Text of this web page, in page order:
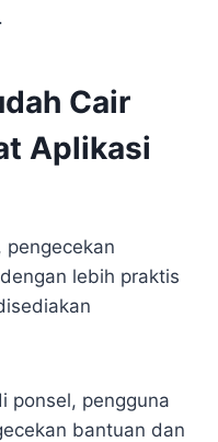
Cair
Aplikasi
pengecekan
lebih praktis
ponsel, pengguna
bantuan dan